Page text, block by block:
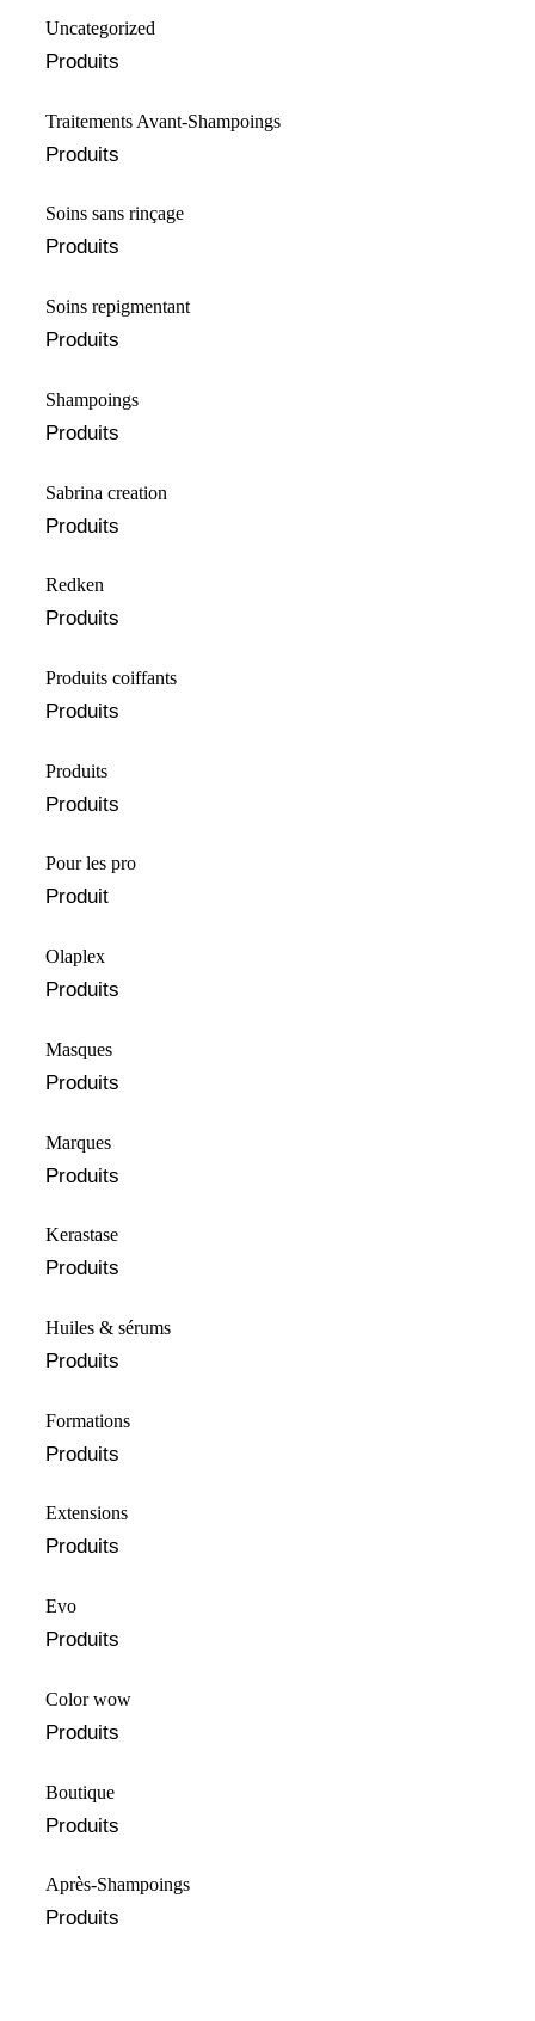
Uncategorized
Produits
Traitements Avant-Shampoings
Produits
Soins sans rinçage
Produits
Soins repigmentant
Produits
Shampoings
Produits
Sabrina creation
Produits
⁠⁠Redken
Produits
Produits coiffants
Produits
Produits
Produits
Pour les pro
Produit
Olaplex
Produits
Masques
Produits
Marques
Produits
⁠⁠Kerastase
Produits
Huiles & sérums
Produits
Formations
Produits
Extensions
Produits
Evo
Produits
Color wow
Produits
Boutique
Produits
Après-Shampoings
Produits